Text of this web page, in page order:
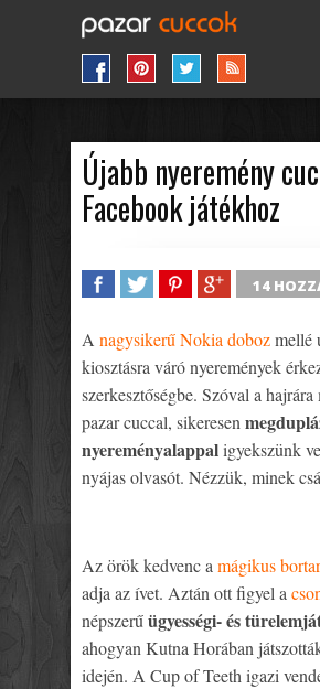
Újabb nyeremény
Facebook játékhoz
14
A nagysikerű Nokia dobozmellé
kiosztásra váró nyeremények
szerkesztőségbe. Szóval a
pazar cuccal, sikeresen
nyereményalappaligyekszünk
nyájas olvasót. Nézzük, minek
Az örök kedvenc a mágikus
adja az ívet. Aztán ott figyel a
népszerűügyességi- és
ahogyan Kutna Horában
idején. A Cup of Teeth igazi